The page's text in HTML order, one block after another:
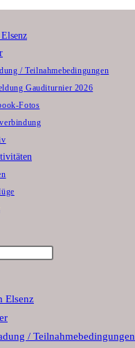
/ Teilnahmebedingungen
Gauditurnier 2026
Fotos
search
Elsenz
/ Teilnahmebedingungen